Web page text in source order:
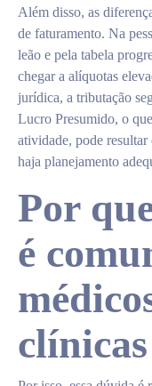
Além disso, as
de faturamento. Na
leão e pela tabela
chegar a alíquotas
jurídica, a tributação
Lucro Presumido, o
atividade, pode
haja planejamento
Por
é
clínicas